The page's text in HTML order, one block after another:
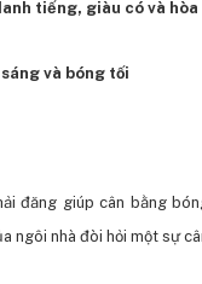
tiếng, giàu có và hòa
và bóng tối
đăng giúp cân bằng
ngôi nhà đòi hỏi một sự